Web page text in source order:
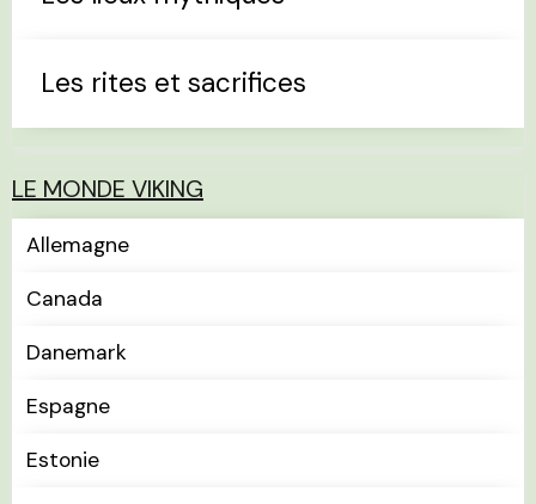
Les rites et sacrifices
LE MONDE VIKING
Allemagne
Canada
Danemark
Espagne
Estonie